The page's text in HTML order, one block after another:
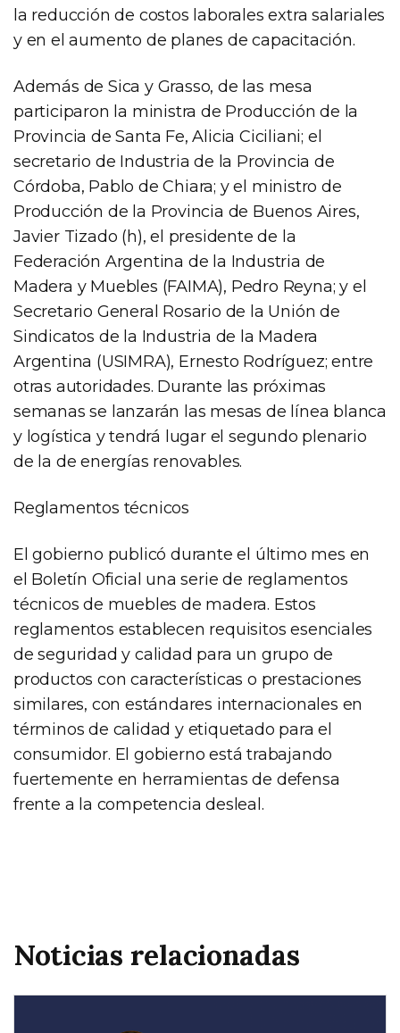
la reducción de costos laborales extra salariales
y en el aumento de planes de capacitación.
Además de Sica y Grasso, de las mesa
participaron la ministra de Producción de la
Provincia de Santa Fe, Alicia Ciciliani; el
secretario de Industria de la Provincia de
Córdoba, Pablo de Chiara; y el ministro de
Producción de la Provincia de Buenos Aires,
Javier Tizado (h), el presidente de la
Federación Argentina de la Industria de
Madera y Muebles (FAIMA), Pedro Reyna; y el
Secretario General Rosario de la Unión de
Sindicatos de la Industria de la Madera
Argentina (USIMRA), Ernesto Rodríguez; entre
otras autoridades. Durante las próximas
semanas se lanzarán las mesas de línea blanca
y logística y tendrá lugar el segundo plenario
de la de energías renovables.
Reglamentos técnicos
El gobierno publicó durante el último mes en
el Boletín Oficial una serie de reglamentos
técnicos de muebles de madera. Estos
reglamentos establecen requisitos esenciales
de seguridad y calidad para un grupo de
productos con características o prestaciones
similares, con estándares internacionales en
términos de calidad y etiquetado para el
consumidor. El gobierno está trabajando
fuertemente en herramientas de defensa
frente a la competencia desleal.
Noticias relacionadas